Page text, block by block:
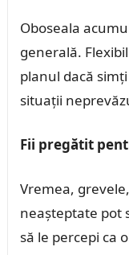
Oboseala
generală.
planul dacă
situații
Fii pregătit
Vremea,
neașteptate pot
să le percepi ca